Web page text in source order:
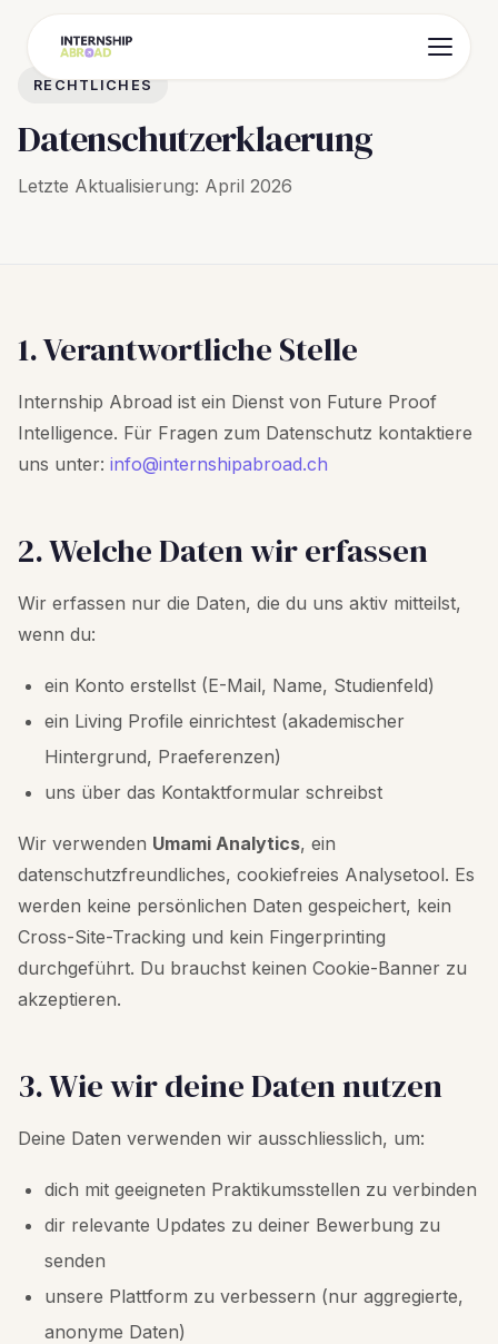
RECHTLICHES
Datenschutzerklaerung
Letzte Aktualisierung: April 2026
1. Verantwortliche Stelle
Internship Abroad ist ein Dienst von Future Proof
Intelligence. Für Fragen zum Datenschutz kontaktiere
uns unter: info@internshipabroad.ch
2. Welche Daten wir erfassen
Wir erfassen nur die Daten, die du uns aktiv mitteilst,
wenn du:
ein Konto erstellst (E-Mail, Name, Studienfeld)
ein Living Profile einrichtest (akademischer
Hintergrund, Praeferenzen)
uns über das Kontaktformular schreibst
Wir verwenden Umami Analytics, ein
datenschutzfreundliches, cookiefreies Analysetool. Es
werden keine persönlichen Daten gespeichert, kein
Cross-Site-Tracking und kein Fingerprinting
durchgeführt. Du brauchst keinen Cookie-Banner zu
akzeptieren.
3. Wie wir deine Daten nutzen
Deine Daten verwenden wir ausschliesslich, um:
dich mit geeigneten Praktikumsstellen zu verbinden
dir relevante Updates zu deiner Bewerbung zu
senden
unsere Plattform zu verbessern (nur aggregierte,
anonyme Daten)